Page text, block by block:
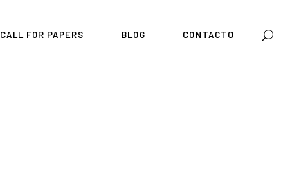
CALL FOR PAPERS BLOG CONTACTO